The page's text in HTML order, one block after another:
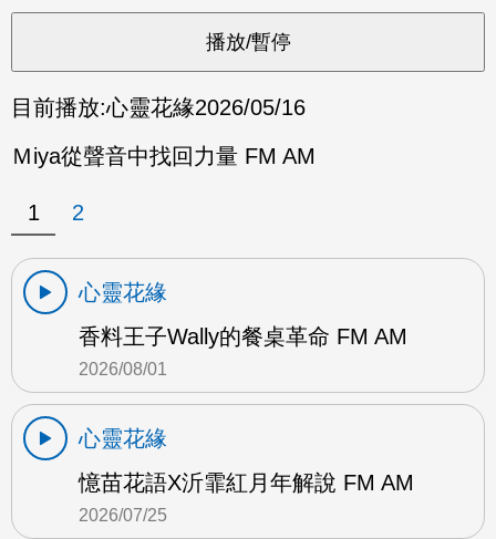
目前播放:心靈花緣2026/05/16
Ｍiya從聲音中找回力量 FM AM
1 2
心靈花緣
香料王子Wally的餐桌革命 FM AM
2026/08/01
心靈花緣
憶苗花語X沂霏紅月年解說 FM AM
2026/07/25